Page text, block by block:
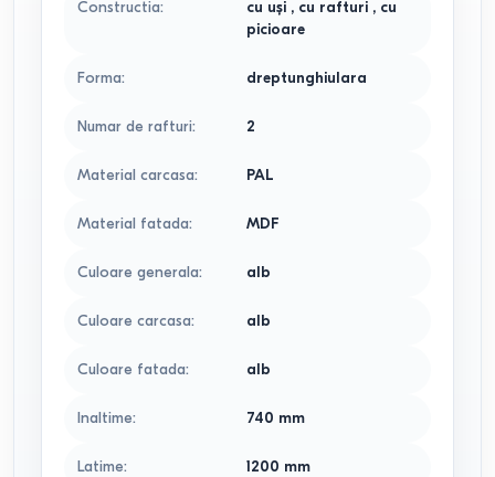
Constructia: cu uși , cu rafturi , cu
picioare
Forma: dreptunghiulara
Numar de rafturi: 2
Material carcasa: PAL
Material fatada: MDF
Culoare generala: alb
Culoare carcasa: alb
Culoare fatada: alb
Inaltime: 740 mm
Latime: 1200 mm